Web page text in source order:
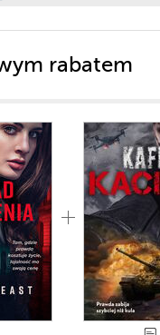
rabatem